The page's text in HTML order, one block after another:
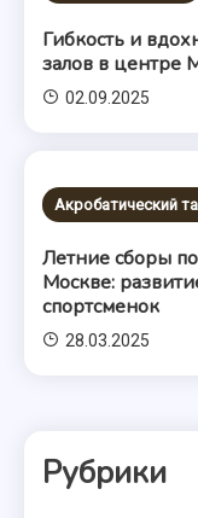
Гибкость и
залов в центре
02.09.2025
Акробатический
Летние сборы
Москве:
спортсменок
28.03.2025
Рубрики